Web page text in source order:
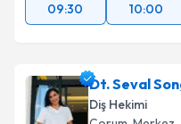
09:30
10:00
Dt. Seval
Diş Hekimi